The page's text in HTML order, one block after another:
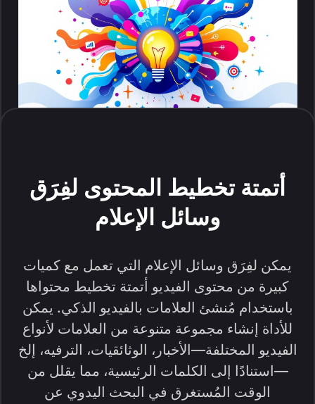
أتمتة تخطيط المحتوى لفِرَق
وسائل الإعلام
يمكن لفِرَق وسائل الإعلام التي تعمل مع كميات
كبيرة من محتوى الفيديو أتمتة تخطيط محتواها
باستخدام مُنشئ العلامات بالفيديو الذكي. يمكن
للأداة إنشاء مجموعة متنوعة من العلامات لأنواع
الفيديو المختلفة—الأخبار، الوثائقيات، الترفيه، إلخ
—استنادًا إلى الكلمات الرئيسية، مما يقلل من
الوقت المُستغرق في البحث اليدوي عن